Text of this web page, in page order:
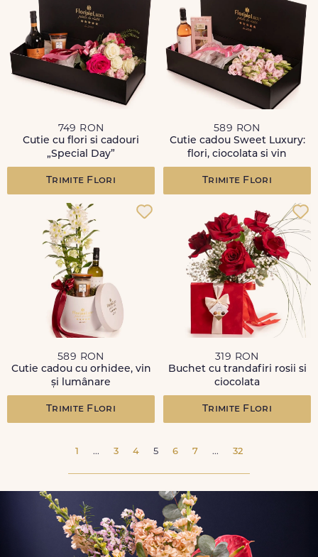
749 RON
Cutie cu flori si cadouri
„Special Day”
Trimite Flori
589 RON
Cutie cadou Sweet Luxury:
flori, ciocolata si vin
Trimite Flori
589 RON
Cutie cadou cu orhidee, vin
și lumânare
Trimite Flori
319 RON
Buchet cu trandafiri rosii si
ciocolata
Trimite Flori
1 ... 3 4 5 6 7 ... 32